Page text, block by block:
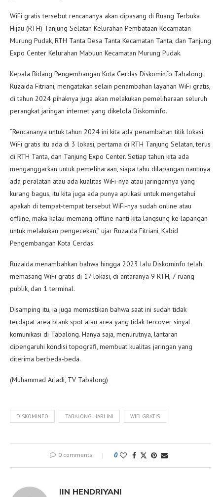
WiFi gratis tersebut rencananya akan dipasang di Ruang Terbuka
Hijau (RTH) Tanjung Selatan Kelurahan Pembataan Kecamatan
Murung Pudak, RTH Tanta Desa Tanta Kecamatan Tanta, dan Tanjung
Expo Center Kelurahan Mabuun Kecamatan Murung Pudak.
Kepala Bidang Pengembangan Kota Cerdas Diskominfo Tabalong,
Ruzaida Fitriani, mengatakan selain penambahan layanan WiFi gratis,
di tahun 2024 pihaknya juga akan melakukan pemeliharaan seluruh
perangkat jaringan internet yang dikelola Diskominfo.
“Rencananya untuk tahun 2024 ini kita ada penambahan titik lokasi
WiFi gratis itu ada di 3 lokasi, pertama di RTH Tanjung Selatan, terus
di RTH Tanta, dan Tanjung Expo Center. Setiap tahun kita ada
menganggarkan untuk pemeliharaan, siapa tahu dilapangan nantinya
ada peralatan atau ada kualitas WiFi-nya atau jaringannya yang
kurang bagus, itu kita juga ada punya aplikasi untuk mengetahui
apakah di tempat-tempat tersebut WiFi-nya sudah online atau
offline, maka kalau memang offline nanti kita langsung ke lapangan
untuk melakukan pengecekan,” ujar Ruzaida Fitriani, Kabid
Pengembangan Kota Cerdas.
Ruzaida menambahkan bahwa hingga 2023 lalu Diskominfo telah
memasang WiFi gratis di 17 lokasi, di antaranya 9 RTH, 7 ruang
publik, dan 1 terminal.
Disamping itu, ia juga memastikan bahwa saat ini sudah tidak
terdapat area blank spot atau area yang tidak tercover sinyal
komunikasi di Tabalong. Hanya saja, menurutnya, lantaran
dipengaruhi kondisi topografi, membuat kualitas jaringan yang
diterima berbeda-beda.
(Muhammad Ariadi, TV Tabalong)
DISKOMINFO TABALONG HARI INI WIFI GRATIS
0 comments 0
IIN HENDRIYANI